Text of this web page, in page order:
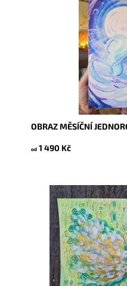
Skladem
10050/
OBRAZ MĚSÍČNÍ
od 1 490 Kč
Dostupnost:
Vyprodáno
10067